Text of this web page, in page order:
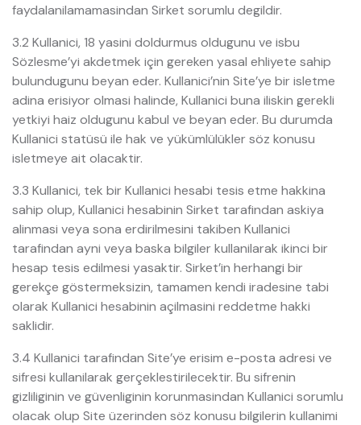
faydalanilamamasindan Sirket sorumlu degildir.
3.2 Kullanici, 18 yasini doldurmus oldugunu ve isbu
Sözlesme’yi akdetmek için gereken yasal ehliyete sahip
bulundugunu beyan eder. Kullanici’nin Site’ye bir isletme
adina erisiyor olmasi halinde, Kullanici buna iliskin gerekli
yetkiyi haiz oldugunu kabul ve beyan eder. Bu durumda
Kullanici statüsü ile hak ve yükümlülükler söz konusu
isletmeye ait olacaktir.
3.3 Kullanici, tek bir Kullanici hesabi tesis etme hakkina
sahip olup, Kullanici hesabinin Sirket tarafindan askiya
alinmasi veya sona erdirilmesini takiben Kullanici
tarafindan ayni veya baska bilgiler kullanilarak ikinci bir
hesap tesis edilmesi yasaktir. Sirket’in herhangi bir
gerekçe göstermeksizin, tamamen kendi iradesine tabi
olarak Kullanici hesabinin açilmasini reddetme hakki
saklidir.
3.4 Kullanici tarafindan Site’ye erisim e-posta adresi ve
sifresi kullanilarak gerçeklestirilecektir. Bu sifrenin
gizliliginin ve güvenliginin korunmasindan Kullanici sorumlu
olacak olup Site üzerinden söz konusu bilgilerin kullanimi